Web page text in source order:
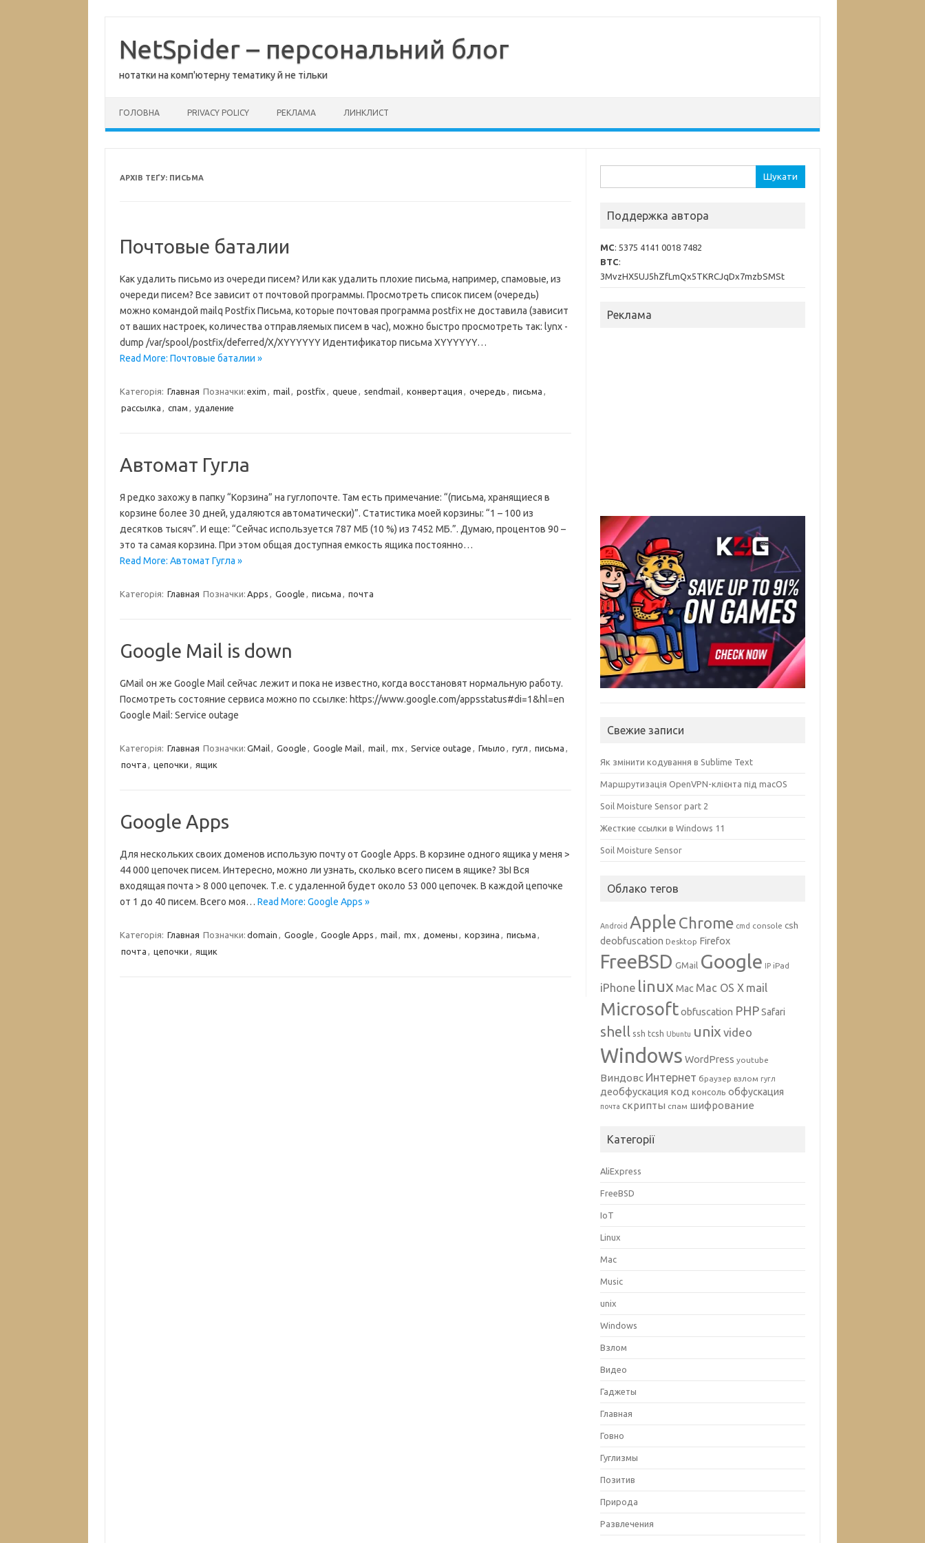
вмістуNetSpider – персональний блог
нотатки на комп'ютерну тематику й не тільки
ГОЛОВНА PRIVACY POLICY РЕКЛАМА ЛИНКЛИСТ
АРХІВ ТЕҐУ: ПИСЬМА
Почтовые баталии
Как удалить письмо из очереди писем? Или как удалить плохие письма, например, спамовые, из
очереди писем? Все зависит от почтовой программы. Просмотреть список писем (очередь)
можно командой mailq Postfix Письма, которые почтовая программа postfix не доставила (зависит
от ваших настроек, количества отправляемых писем в час), можно быстро просмотреть так: lynx -
dump /var/spool/postfix/deferred/X/XYYYYYY Идентификатор письма XYYYYYY…
Read More: Почтовые баталии »
Категорія: Главная Позначки: exim , mail, postfix , queue , sendmail, конвертация , очередь , письма ,
рассылка , спам , удаление
Автомат Гугла
Я редко захожу в папку “Корзина” на гуглопочте. Там есть примечание: “(письма, хранящиеся в
корзине более 30 дней, удаляются автоматически)”. Статистика моей корзины: “1 – 100 из
десятков тысяч”. И еще: “Сейчас используется 787 МБ (10 %) из 7452 МБ.”. Думаю, процентов 90 –
это та самая корзина. При этом общая доступная емкость ящика постоянно…
Read More: Автомат Гугла »
Категорія: Главная Позначки: Apps , Google , письма , почта
Google Mail is down
GMail он же Google Mail сейчас лежит и пока не известно, когда восстановят нормальную работу.
Посмотреть состояние сервиса можно по ссылке: https://www.google.com/appsstatus#di=1&hl=en
Google Mail: Service outage
Категорія: Главная Позначки: GMail, Google , Google Mail, mail, mx , Service outage , Гмыло , гугл , письма ,
почта , цепочки , ящик
Google Apps
Для нескольких своих доменов использую почту от Google Apps. В корзине одного ящика у меня >
44 000 цепочек писем. Интересно, можно ли узнать, сколько всего писем в ящике? ЗЫ Вcя
входящая почта > 8 000 цепочек. Т.е. с удаленной будет около 53 000 цепочек. В каждой цепочке
от 1 до 40 писем. Всего моя… Read More: Google Apps »
Категорія: Главная Позначки: domain , Google , Google Apps , mail, mx , домены , корзина , письма ,
почта , цепочки , ящик
Поддержка автора
MC: 5375 4141 0018 7482
BTC:
3MvzHX5UJ5hZfLmQx5TKRCJqDx7mzbSMSt
Реклама
Свежие записи
Як змінити кодування в Sublime Text
Маршрутизація OpenVPN-клієнта під macOS
Soil Moisture Sensor part 2
Жесткие ссылки в Windows 11
Soil Moisture Sensor
Облако тегов
Android Apple Chrome cmd console csh
deobfuscation Desktop Firefox
FreeBSD GMail Google IP iPad
iPhone linux Mac Mac OS X mail
Microsoft obfuscation PHP Safari
shell ssh tcsh Ubuntu unix video
Windows WordPress youtube
Виндовс Интернет браузер взлом гугл
деобфускация код консоль обфускация
почта скрипты спам шифрование
Категорії
AliExpress
FreeBSD
IoT
Linux
Mac
Music
unix
Windows
Взлом
Видео
Гаджеты
Главная
Говно
Гуглизмы
Позитив
Природа
Развлечения